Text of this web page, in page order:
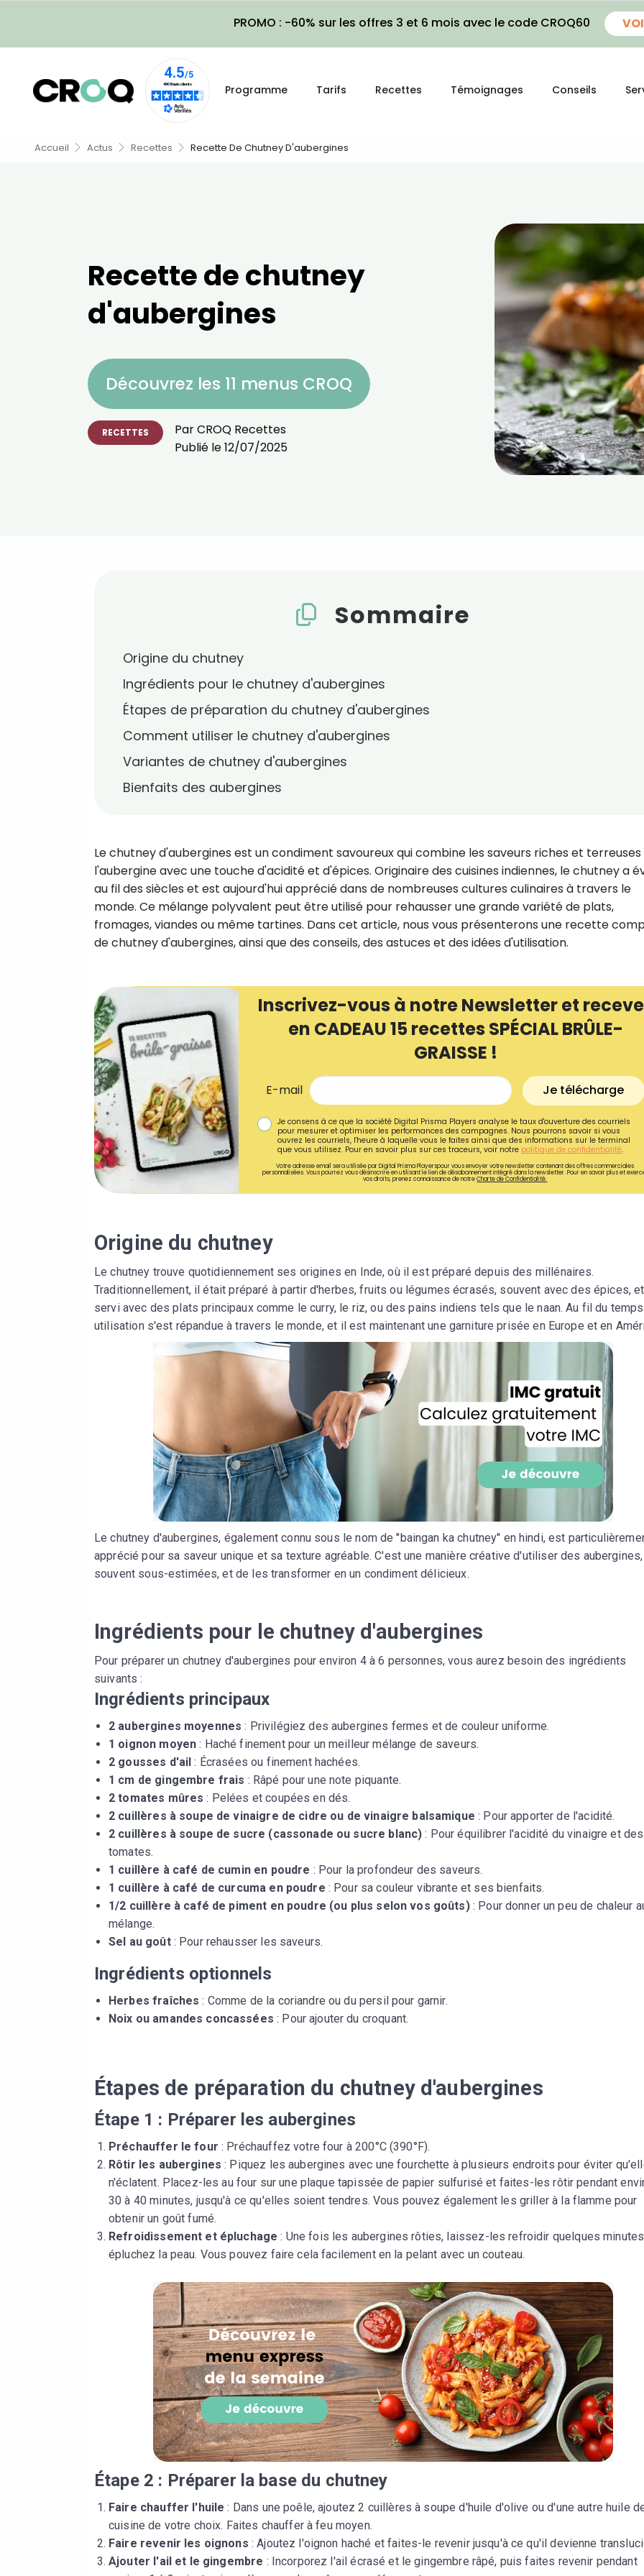
PROMO : -60% sur les offres 3 et 6 mois avec le code CROQ60
Programme Tarifs Recettes Témoignages Conseils
Accueil Actus Recettes Recette De Chutney D'aubergines
Recette de chutney
d'aubergines
Découvrez les 11 menus CROQ
RECETTES ParCROQ Recettes
Publié le12/07/2025
Sommaire
Origine du chutney
Ingrédients pour le chutney d'aubergines
Étapes de préparation du chutney d'aubergines
Comment utiliser le chutney d'aubergines
Variantes de chutney d'aubergines
Bienfaits des aubergines
Le chutney d'aubergines est un condiment savoureux qui combine les saveurs riches et terreuses
l'aubergine avec une touche d'acidité et d'épices. Originaire des cuisines indiennes, le chutney a
au fil des siècles et est aujourd'hui apprécié dans de nombreuses cultures culinaires à travers le
monde. Ce mélange polyvalent peut être utilisé pour rehausser une grande variété de plats,
fromages, viandes ou même tartines. Dans cet article, nous vous présenterons une recette
de chutney d'aubergines, ainsi que des conseils, des astuces et des idées d'utilisation.
Inscrivez-vous à notre Newsletter et
en CADEAU 15 recettes SPÉCIAL BRÛLE-
GRAISSE !
E-mail Je télécharge
Je consens à ce que la société Digital Prisma Players analyse le taux d'ouverture des courriels
pour mesurer et optimiser les performances des campagnes. Nous pourrons savoir si vous
ouvrez les courriels, l'heure à laquelle vous le faites ainsi que des informations sur le terminal
que vous utilisez. Pour en savoir plus sur ces traceurs, voir notre politique de confidentialité.
Votre adresse email sera utilisée par Digital Prisma Playerspour vous envoyer votre newsletter contenant des offres commerciales
personnalisées. Vous pourrez vous désinscrire en utilisant le lien de désabonnement intégré dans la newsletter. Pour en savoir plus et
vos droits, prenez connaissance de notreCharte de Confidentialité.
Origine du chutney
Le chutney trouve quotidiennement ses origines en Inde, où il est préparé depuis des millénaires.
Traditionnellement, il était préparé à partir d'herbes, fruits ou légumes écrasés, souvent avec des épices, et
servi avec des plats principaux comme le curry, le riz, ou des pains indiens tels que le naan. Au fil du
utilisation s'est répandue à travers le monde, et il est maintenant une garniture prisée en Europe et en
Le chutney d'aubergines, également connu sous le nom de "baingan ka chutney" en hindi, est
apprécié pour sa saveur unique et sa texture agréable. C'est une manière créative d'utiliser des aubergines,
souvent sous-estimées, et de les transformer en un condiment délicieux.
Ingrédients pour le chutney d'aubergines
Pour préparer un chutney d'aubergines pour environ 4 à 6 personnes, vous aurez besoin des ingrédients
suivants :
Ingrédients principaux
2 aubergines moyennes : Privilégiez des aubergines fermes et de couleur uniforme.
1 oignon moyen : Haché finement pour un meilleur mélange de saveurs.
2 gousses d'ail : Écrasées ou finement hachées.
1 cm de gingembre frais : Râpé pour une note piquante.
2 tomates mûres : Pelées et coupées en dés.
2 cuillères à soupe de vinaigre de cidre ou de vinaigre balsamique : Pour apporter de l'acidité.
2 cuillères à soupe de sucre (cassonade ou sucre blanc) : Pour équilibrer l'acidité du vinaigre et des
tomates.
1 cuillère à café de cumin en poudre : Pour la profondeur des saveurs.
1 cuillère à café de curcuma en poudre : Pour sa couleur vibrante et ses bienfaits.
1/2 cuillère à café de piment en poudre (ou plus selon vos goûts): Pour donner un peu de chaleur
mélange.
Sel au goût: Pour rehausser les saveurs.
Ingrédients optionnels
Herbes fraîches : Comme de la coriandre ou du persil pour garnir.
Noix ou amandes concassées : Pour ajouter du croquant.
Étapes de préparation du chutney d'aubergines
Étape 1 : Préparer les aubergines
Préchauffer le four : Préchauffez votre four à 200°C (390°F).
Rôtir les aubergines : Piquez les aubergines avec une fourchette à plusieurs endroits pour éviter
n'éclatent. Placez-les au four sur une plaque tapissée de papier sulfurisé et faites-les rôtir pendant
30 à 40 minutes, jusqu'à ce qu'elles soient tendres. Vous pouvez également les griller à la flamme pour
obtenir un goût fumé.
Refroidissement et épluchage : Une fois les aubergines rôties, laissez-les refroidir quelques
épluchez la peau. Vous pouvez faire cela facilement en la pelant avec un couteau.
Étape 2 : Préparer la base du chutney
Faire chauffer l'huile : Dans une poêle, ajoutez 2 cuillères à soupe d'huile d'olive ou d'une autre huile
cuisine de votre choix. Faites chauffer à feu moyen.
Faire revenir les oignons : Ajoutez l'oignon haché et faites-le revenir jusqu'à ce qu'il devienne
Ajouter l'ail et le gingembre : Incorporez l'ail écrasé et le gingembre râpé, puis faites revenir pendant
Ainsi que la newsletter
CROQ.
Je consens à ce que la société
Prisma Players analyse le taux
des courriels pour mesurer et
performances des campagnes.
pourrons savoir si vous ouvrez les
l'heure à laquelle vous le faites
des informations sur le terminal
utilisez. Pour en savoir plus sur ces
voir notrepolitique de
Je reçois mon cadeau !
Votre adresse email sera utilisée par Digital Prisma
personnalisées. Vous pourrez vous désinscrire en
désabonnement intégré dans la newsletter. Pour en
exercer vos droits, prenez connaissance de notre
Confidentialité